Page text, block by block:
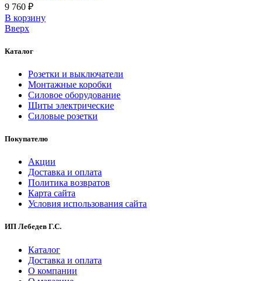
9 760 ₽
В корзинy
Вверх
Каталог
Розетки и выключатели
Монтажные коробки
Силовое оборудование
Щиты электрические
Силовые розетки
Покупателю
Акции
Доставка и оплата
Политика возвратов
Карта сайта
Условия использования сайта
ИП Лебедев Г.С.
Каталог
Доставка и оплата
О компании